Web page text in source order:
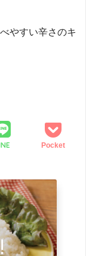
やすい辛さのキ
Pocket